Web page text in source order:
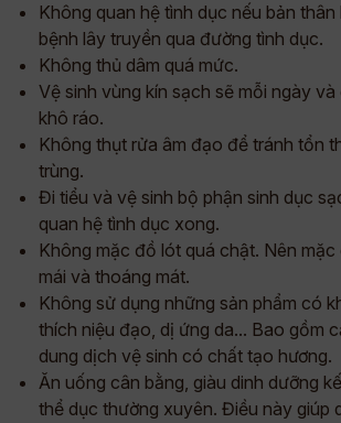
Không quan hệ tình dục nếu bản
bệnh lây truyền qua đường tình dục.
Không thủ dâm quá mức.
Vệ sinh vùng kín sạch sẽ mỗi ngày
khô ráo.
Không thụt rửa âm đạo để tránh tổn
trùng.
Đi tiểu và vệ sinh bộ phận sinh dục
quan hệ tình dục xong.
Không mặc đồ lót quá chật. Nên mặc
mái và thoáng mát.
Không sử dụng những sản phẩm có
thích niệu đạo, dị ứng da... Bao gồm
dung dịch vệ sinh có chất tạo hương.
Ăn uống cân bằng, giàu dinh dưỡng
thể dục thường xuyên. Điều này giúp